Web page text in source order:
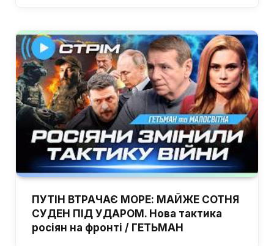
ПУТІН ВТРАЧАЄ МОРЕ: МАЙЖЕ СОТНЯ
СУДЕН ПІД УДАРОМ. Нова тактика
росіян на фронті / ГЕТЬМАН